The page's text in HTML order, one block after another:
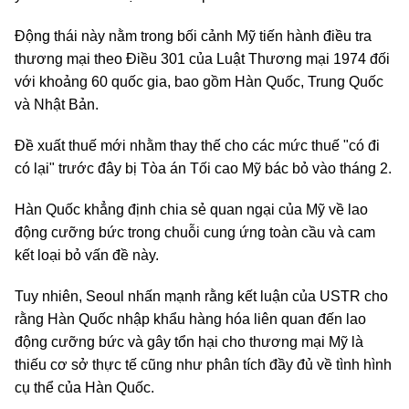
Động thái này nằm trong bối cảnh Mỹ tiến hành điều tra
thương mại theo Điều 301 của Luật Thương mại 1974 đối
với khoảng 60 quốc gia, bao gồm Hàn Quốc, Trung Quốc
và Nhật Bản.
Đề xuất thuế mới nhằm thay thế cho các mức thuế "có đi
có lại" trước đây bị Tòa án Tối cao Mỹ bác bỏ vào tháng 2.
Hàn Quốc khẳng định chia sẻ quan ngại của Mỹ về lao
động cưỡng bức trong chuỗi cung ứng toàn cầu và cam
kết loại bỏ vấn đề này.
Tuy nhiên, Seoul nhấn mạnh rằng kết luận của USTR cho
rằng Hàn Quốc nhập khẩu hàng hóa liên quan đến lao
động cưỡng bức và gây tổn hại cho thương mại Mỹ là
thiếu cơ sở thực tế cũng như phân tích đầy đủ về tình hình
cụ thể của Hàn Quốc.